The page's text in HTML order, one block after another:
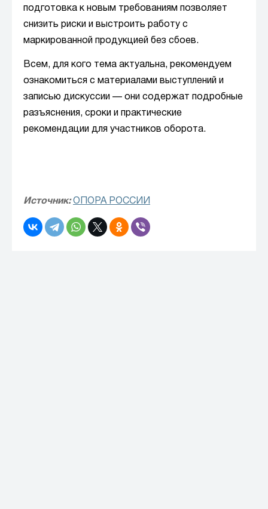
подготовка к новым требованиям позволяет
снизить риски и выстроить работу с
маркированной продукцией без сбоев.
Всем, для кого тема актуальна, рекомендуем
ознакомиться с материалами выступлений и
записью дискуссии — они содержат подробные
разъяснения, сроки и практические
рекомендации для участников оборота.
Источник: ОПОРА РОССИИ